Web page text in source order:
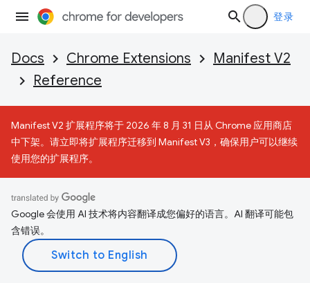
登录
Docs Chrome Extensions
Manifest V2
Reference
Manifest V2 扩展程序将于 2026 年 8 月 31 日从 Chrome 应用商店
中下架。请立即将扩展程序迁移到 Manifest V3，确保用户可以继续
使用您的扩展程序。
Google 会使用 AI 技术将内容翻译成您偏好的语言。AI 翻译可能包
含错误。